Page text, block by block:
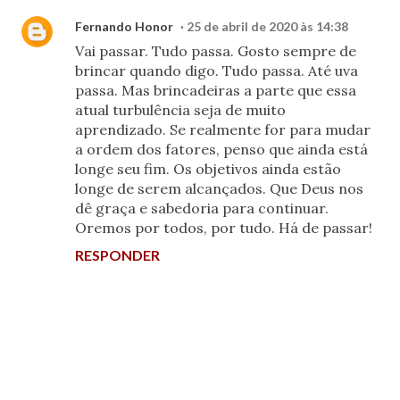
Fernando Honor 25 de abril de 2020 às 14:38
Vai passar. Tudo passa. Gosto sempre de
brincar quando digo. Tudo passa. Até uva
passa. Mas brincadeiras a parte que essa
atual turbulência seja de muito
aprendizado. Se realmente for para mudar
a ordem dos fatores, penso que ainda está
longe seu fim. Os objetivos ainda estão
longe de serem alcançados. Que Deus nos
dê graça e sabedoria para continuar.
Oremos por todos, por tudo. Há de passar!
RESPONDER